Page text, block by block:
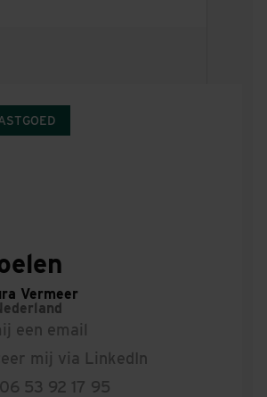
Vermeer
een email
mij via LinkedIn
53 92 17 95